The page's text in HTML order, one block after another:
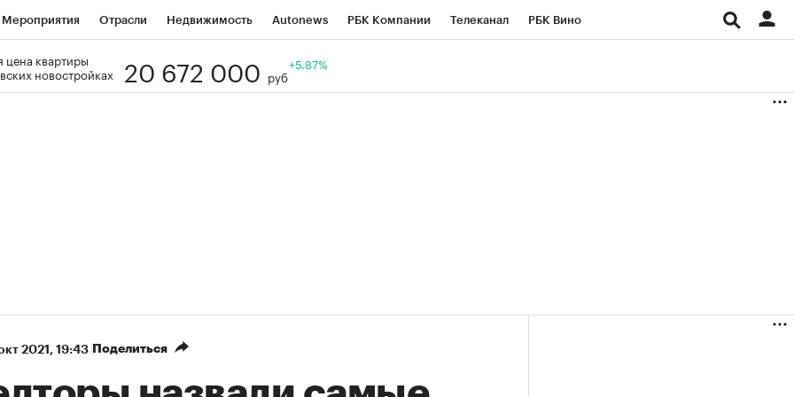
Мероприятия Отрасли Недвижимость Autonews РБК Компании Телеканал РБК Вино
Визионеры
цена квартиры
новостройках
20 672 000 руб
+5.87%
2021, 19:43 Поделиться